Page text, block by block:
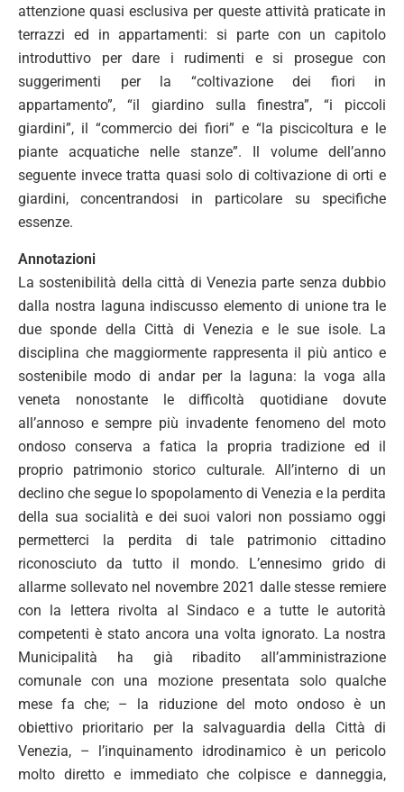
attenzione quasi esclusiva per queste attività praticate in
terrazzi ed in appartamenti: si parte con un capitolo
introduttivo per dare i rudimenti e si prosegue con
suggerimenti per la “coltivazione dei fiori in
appartamento”, “il giardino sulla finestra”, “i piccoli
giardini”, il “commercio dei fiori” e “la piscicoltura e le
piante acquatiche nelle stanze”. Il volume dell’anno
seguente invece tratta quasi solo di coltivazione di orti e
giardini, concentrandosi in particolare su specifiche
essenze.
Annotazioni
La sostenibilità della città di Venezia parte senza dubbio
dalla nostra laguna indiscusso elemento di unione tra le
due sponde della Città di Venezia e le sue isole. La
disciplina che maggiormente rappresenta il più antico e
sostenibile modo di andar per la laguna: la voga alla
veneta nonostante le difficoltà quotidiane dovute
all’annoso e sempre più invadente fenomeno del moto
ondoso conserva a fatica la propria tradizione ed il
proprio patrimonio storico culturale. All’interno di un
declino che segue lo spopolamento di Venezia e la perdita
della sua socialità e dei suoi valori non possiamo oggi
permetterci la perdita di tale patrimonio cittadino
riconosciuto da tutto il mondo. L’ennesimo grido di
allarme sollevato nel novembre 2021 dalle stesse remiere
con la lettera rivolta al Sindaco e a tutte le autorità
competenti è stato ancora una volta ignorato. La nostra
Municipalità ha già ribadito all’amministrazione
comunale con una mozione presentata solo qualche
mese fa che; – la riduzione del moto ondoso è un
obiettivo prioritario per la salvaguardia della Città di
Venezia, – l’inquinamento idrodinamico è un pericolo
molto diretto e immediato che colpisce e danneggia,